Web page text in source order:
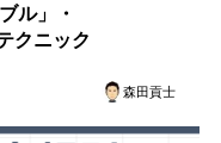
ル」・
クニック
森田貢士